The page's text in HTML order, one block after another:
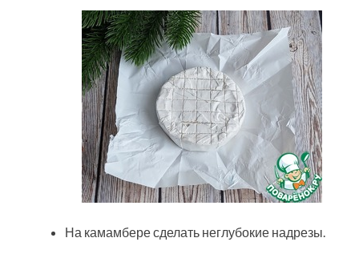
На камамбере сделать неглубокие надрезы.